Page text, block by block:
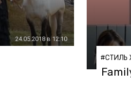
24.05.2018 в 12:10
#СТИЛЬ